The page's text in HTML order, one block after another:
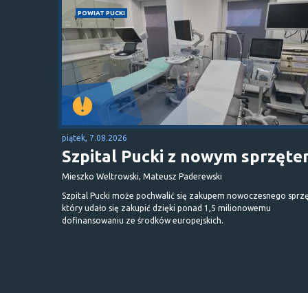
POWIAT PUCKI
piątek, 7.08.2026
Szpital Pucki z nowym
Mieszko Weltrowski, Mateusz Paderewski
Szpital Pucki może pochwalić się zakupem nowoczesnego
który udało się zakupić dzięki ponad 1,5 milionowemu
dofinansowaniu ze środków europejskich.